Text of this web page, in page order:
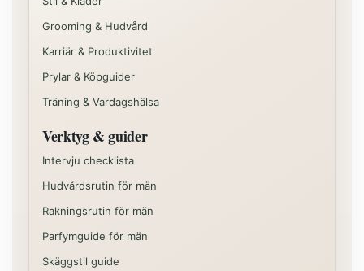
Grooming & Hudvård
Karriär & Produktivitet
Prylar & Köpguider
Träning & Vardagshälsa
Verktyg & guider
Intervju checklista
Hudvårdsrutin för män
Rakningsrutin för män
Parfymguide för män
Skäggstil guide